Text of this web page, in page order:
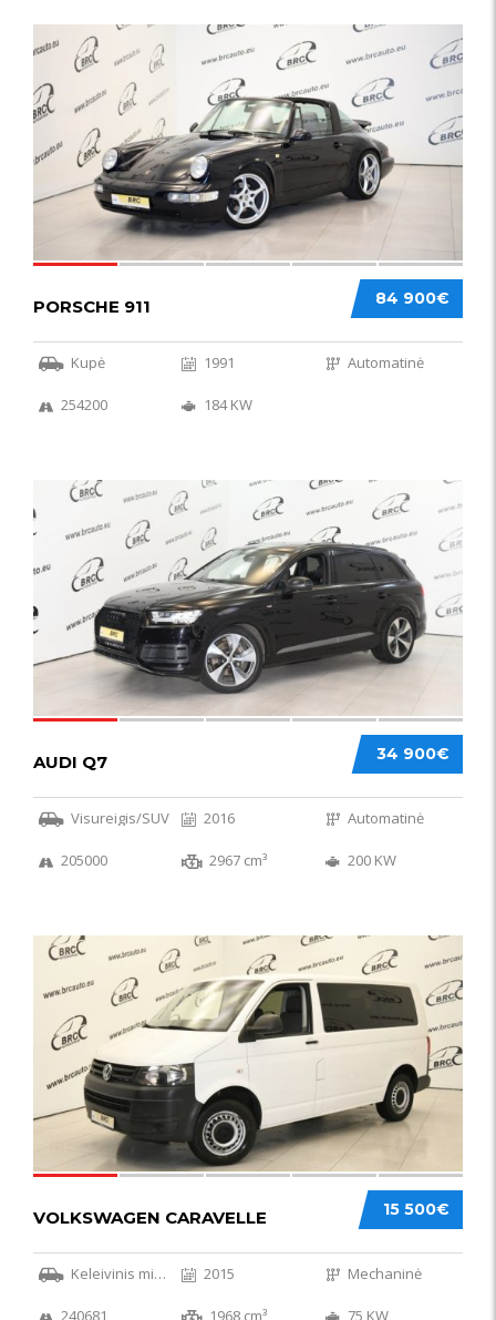
59
84 900€
PORSCHE 911
Kupė 1991 Automatinė
254200 184 KW
56
34 900€
AUDI Q7
Visureigis/SUV 2016 Automatinė
205000 2967 cm³ 200 KW
36
15 500€
VOLKSWAGEN CARAVELLE
Keleivinis mikroautobusas 2015 Mechaninė
240681 1968 cm³ 75 KW